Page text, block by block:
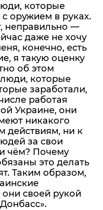
которые
оружием в руках.
неправильно —
даже не хочу
конечно, есть
я такую оценку
об этом
которые
заработали,
работая
Украине, они
никакого
действиям, ни к
за свои
чём? Почему
это делать
Таким образом,
своей рукой